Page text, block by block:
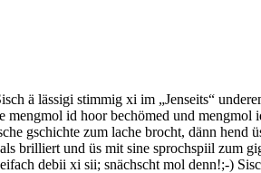
ä lässigi stimmig xi im „Jenseits“
id hoor bechömed und
gschichte zum lache brocht, dänn
brilliert und üs mit sine sprochspiil zum
debii xi sii; snächscht mol denn!;-)